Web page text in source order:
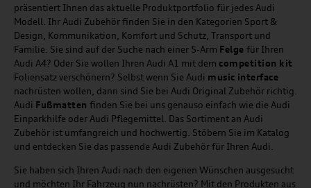
präsentiert Ihnen das aktuelle Produktportfolio für jedes Audi
Modell. Ihr Audi Zubehör finden Sie in den Kategorien Sport &
Design, Kommunikation, Komfort und Schutz, Transport und
Familie. Sie sind auf der Suche nach einer 5-Arm Felge für Ihren
Audi A4? Oder Sie wollen Ihren Audi A1 mit dem competition kit
Foliensatz verschönern? Selbst wenn Sie Audi music interface
nachrüsten wollen, dann sind Sie bei Audi Original Zubehör richtig.
Audi Fußmatten finden Sie bei uns genauso einfach wie die Audi
Einparkhilfe oder Audi Pflegemittel. Das Sortiment an Audi
Zubehör ist umfangreich und hochwertig. Stöbern Sie im Katalog
und entdecken Sie das passende Audi Zubehör für Ihren Audi.
Sie haben sich Ihren Audi nach den eigenen Wünschen ausgesucht
und möchten Ihr Fahrzeug nun nachrüsten? Mit den Produkten aus